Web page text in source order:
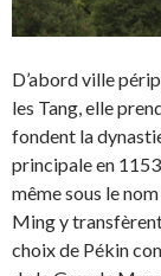
D’abord ville
les Tang, elle
fondent la
principale en
même sous le
Ming y
choix de Pékin